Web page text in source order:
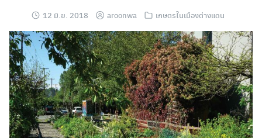
12 มิ.ย. 2018 aroonwa เกษตรในเมืองต่างแดน